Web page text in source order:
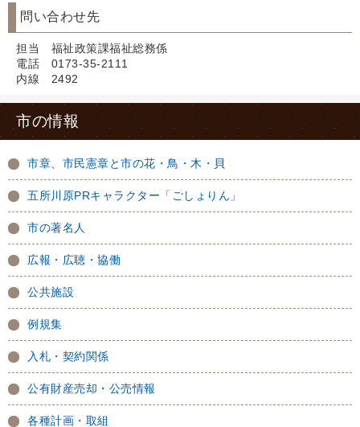
問い合わせ先
担当 福祉政策課福祉総務係
電話 0173-35-2111
内線 2492
市の情報
市章、市民憲章と市の花・鳥・木・貝
五所川原PRキャラクター「ごしょりん」
市の著名人
広報・広聴・協働
公共施設
例規集
入札・契約関係
公有財産売却・公売情報
各種計画・取組